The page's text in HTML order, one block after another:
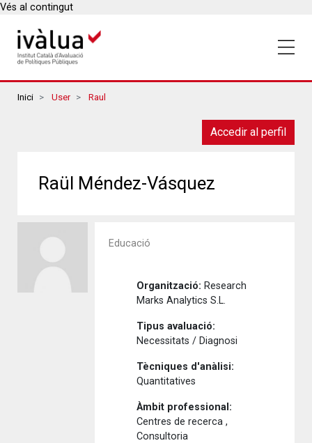
Vés al contingut
Breadcrumbs
Inici User Raul
Accedir al perfil
Raül Méndez-Vásquez
Educació
Organització: Research
Marks Analytics S.L.
Tipus avaluació:
Necessitats / Diagnosi
Tècniques d'anàlisi:
Quantitatives
Àmbit professional:
Centres de recerca ,
Consultoria